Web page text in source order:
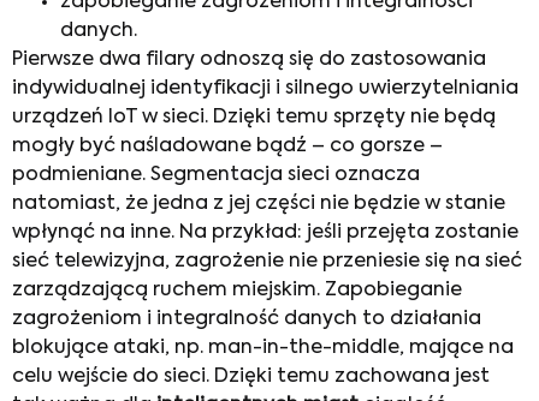
danych.
Pierwsze dwa filary odnoszą się do zastosowania
indywidualnej identyfikacji i silnego uwierzytelniania
urządzeń IoT w sieci. Dzięki temu sprzęty nie będą
mogły być naśladowane bądź – co gorsze –
podmieniane. Segmentacja sieci oznacza
natomiast, że jedna z jej części nie będzie w stanie
wpłynąć na inne. Na przykład: jeśli przejęta zostanie
sieć telewizyjna, zagrożenie nie przeniesie się na sieć
zarządzającą ruchem miejskim. Zapobieganie
zagrożeniom i integralność danych to działania
blokujące ataki, np. man-in-the-middle, mające na
celu wejście do sieci. Dzięki temu zachowana jest